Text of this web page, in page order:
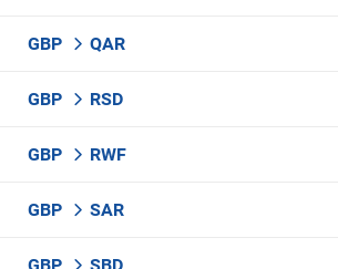
GBP QAR
GBP RSD
GBP RWF
GBP SAR